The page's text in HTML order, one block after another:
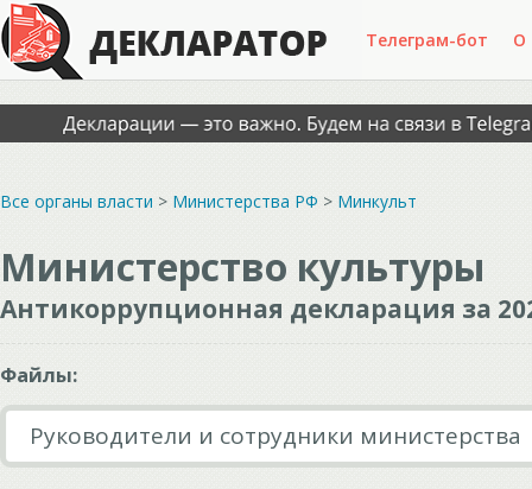
Телеграм-бот О
Все органы власти > Министерства РФ > Минкульт
Министерство культуры
Антикоррупционная декларация за
Файлы:
Руководители и сотрудники министерства